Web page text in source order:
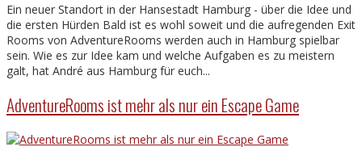
Ein neuer Standort in der Hansestadt Hamburg - über die Idee und
die ersten Hürden Bald ist es wohl soweit und die aufregenden Exit
Rooms von AdventureRooms werden auch in Hamburg spielbar
sein. Wie es zur Idee kam und welche Aufgaben es zu meistern
galt, hat André aus Hamburg für euch...
AdventureRooms ist mehr als nur ein Escape Game